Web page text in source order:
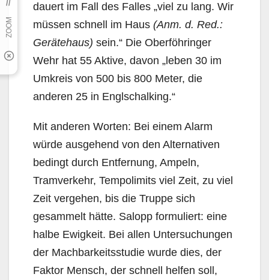
dauert im Fall des Falles „viel zu lang. Wir
müssen schnell im Haus (Anm. d. Red.:
Gerätehaus) sein.“ Die Oberföhringer
Wehr hat 55 Aktive, davon „leben 30 im
Umkreis von 500 bis 800 Meter, die
anderen 25 in Englschalking.“
Mit anderen Worten: Bei einem Alarm
würde ausgehend von den Alternativen
bedingt durch Entfernung, Ampeln,
Tramverkehr, Tempolimits viel Zeit, zu viel
Zeit vergehen, bis die Truppe sich
gesammelt hätte. Salopp formuliert: eine
halbe Ewigkeit. Bei allen Untersuchungen
der Machbarkeitsstudie wurde dies, der
Faktor Mensch, der schnell helfen soll,